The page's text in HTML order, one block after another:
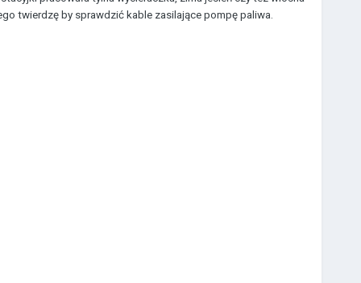
twierdzę by sprawdzić kable zasilające pompę paliwa.